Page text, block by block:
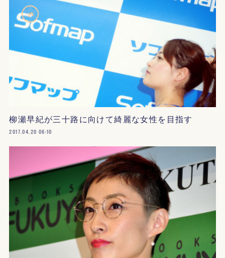
柳瀬早紀が三十路に向けて綺麗な女性を目指す
2017.04.20 06:10